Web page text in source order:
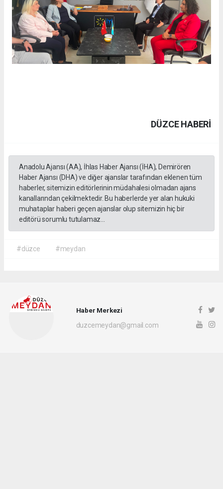
DÜZCE HABERİ
Anadolu Ajansı (AA), İhlas Haber Ajansı (İHA), Demirören
Haber Ajansı (DHA) ve diğer ajanslar tarafından eklenen tüm
haberler, sitemizin editörlerinin müdahalesi olmadan ajans
kanallarından çekilmektedir. Bu haberlerde yer alan hukuki
muhataplar haberi geçen ajanslar olup sitemizin hiç bir
editörü sorumlu tutulamaz...
#düzce #meydan
Haber Merkezi
duzcemeydan@gmail.com